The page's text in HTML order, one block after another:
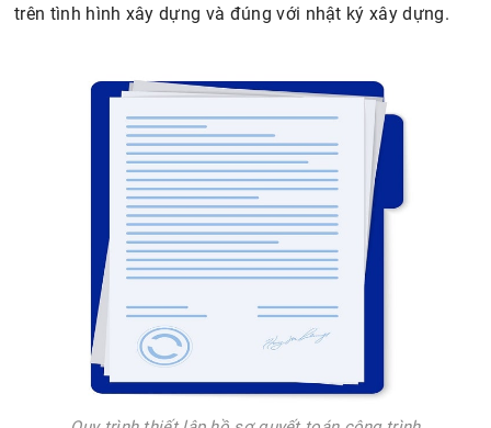
trên tình hình xây dựng và đúng với nhật ký xây dựng.